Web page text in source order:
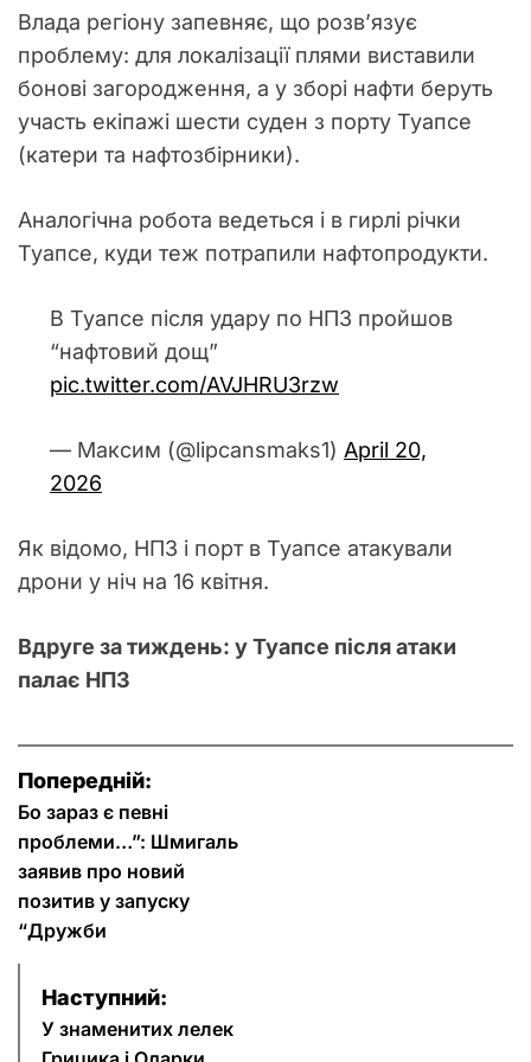
Влада регіону запевняє, що розв’язує
проблему: для локалізації плями виставили
бонові загородження, а у зборі нафти беруть
участь екіпажі шести суден з порту Туапсе
(катери та нафтозбірники).
Аналогічна робота ведеться і в гирлі річки
Туапсе, куди теж потрапили нафтопродукти.
В Туапсе після удару по НПЗ пройшов
“нафтовий дощ”
pic.twitter.com/AVJHRU3rzw
— Максим (@lipcansmaks1) April 20,
2026
Як відомо, НПЗ і порт в Туапсе атакували
дрони у ніч на 16 квітня.
Вдруге за тиждень: у Туапсе після атаки
палає НПЗ
Н
а
в
і
г
Попередній:
Бо зараз є певні
проблеми…”: Шмигаль
заявив про новий
позитив у запуску
“Дружби
Наступний:
У знаменитих лелек